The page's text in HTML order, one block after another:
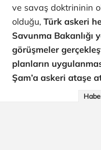
ve savaş doktrininin
olduğu, Türk askeri
Savunma Bakanlığı
görüşmeler
planların
Şam’a askeri ataşe